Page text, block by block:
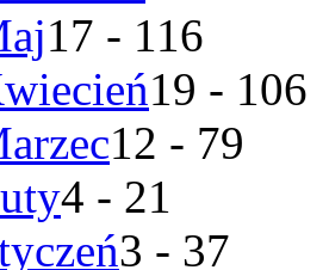
17 - 116
19 - 106
12 - 79
4 - 21
3 - 37